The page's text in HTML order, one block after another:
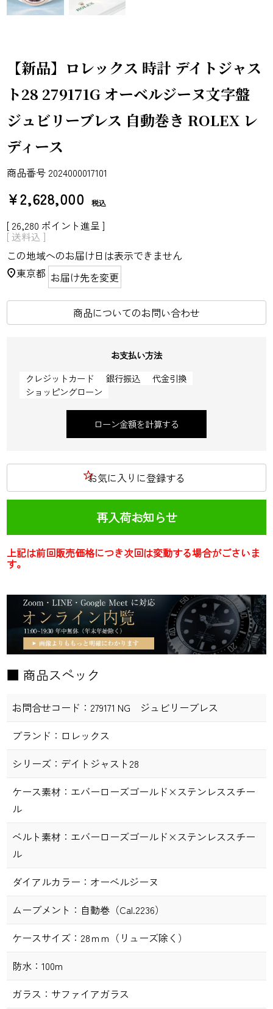
【新品】ロレックス 時計 デイトジャス
ト28 279171G オーベルジーヌ文字盤
ジュビリーブレス 自動巻き ROLEX レ
ディース
商品番号 2024000017101
¥2,628,000 税込
[ 26,280 ポイント進呈 ]
送料込
この地域へのお届け日は表示できません
東京都 お届け先を変更
商品についてのお問い合わせ
お支払い方法
クレジットカード
銀行振込
代金引換
ショッピングローン
ローン金額を計算する
お気に入りに登録する
再入荷お知らせ
上記は前回販売価格につき次回は変動する場合がごさいま
す。
■ 商品スペック
お問合せコード： 279171 NG ジュビリーブレス
ブランド： ロレックス
シリーズ： デイトジャスト28
ケース素材： エバーローズゴールド×ステンレススチー
ル
ベルト素材： エバーローズゴールド×ステンレススチー
ル
ダイアルカラー： オーベルジーヌ
ムーブメント： 自動巻（Cal.2236）
ケースサイズ： 28ｍｍ（リューズ除く）
防水： 100m
ガラス： サファイアガラス